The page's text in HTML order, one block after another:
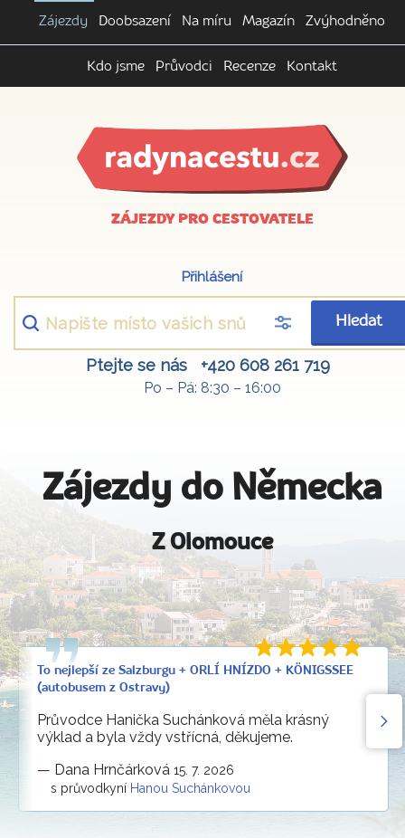
Zájezdy Doobsazení Na míru Magazín Zvýhodněno
Kdo jsme Průvodci Recenze Kontakt
ZÁJEZDY PRO CESTOVATELE
Přihlášení
Hledat
Ptejte se nás +420 608 261 719
Po – Pá: 8:30 – 16:00
Zájezdy do Německa
Z Olomouce
To nejlepší ze Salzburgu + ORLÍ HNÍZDO + KÖNIGSSEE
(autobusem z Ostravy)
Průvodce Hanička Suchánková měla krásný
výklad a byla vždy vstřícná, děkujeme.
— Dana Hrnčárková 15. 7. 2026
s průvodkyní Hanou Suchánkovou